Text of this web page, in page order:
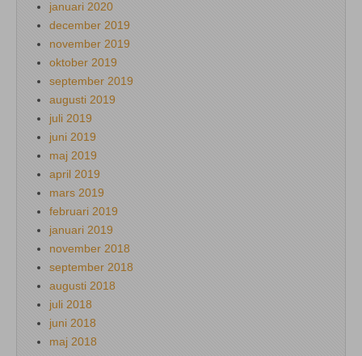
januari 2020
december 2019
november 2019
oktober 2019
september 2019
augusti 2019
juli 2019
juni 2019
maj 2019
april 2019
mars 2019
februari 2019
januari 2019
november 2018
september 2018
augusti 2018
juli 2018
juni 2018
maj 2018